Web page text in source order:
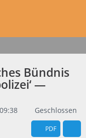
Bündnis
—
Geschlossen
PDF